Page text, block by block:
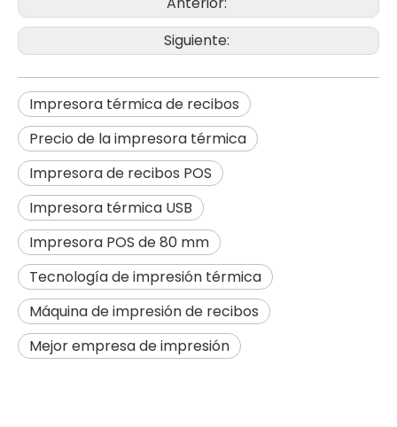
Siguiente:
Impresora térmica de recibos
Precio de la impresora térmica
Impresora de recibos POS
Impresora térmica USB
Impresora POS de 80 mm
Tecnología de impresión térmica
Máquina de impresión de recibos
Mejor empresa de impresión